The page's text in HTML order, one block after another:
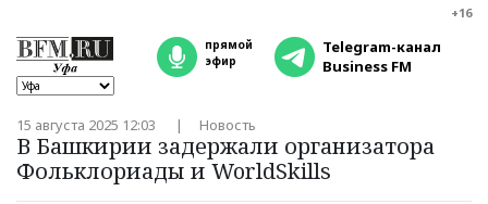
+16
прямой
эфир
Telegram-канал
Business FM
15 августа 2025 12:03 Новость
В Башкирии задержали организатора
Фольклориады и WorldSkills